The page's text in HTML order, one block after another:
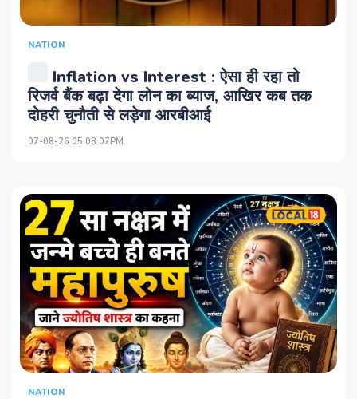
NATION
Inflation vs Interest : ऐसा ही रहा तो
रिजर्व बैंक बढ़ा देगा लोन का ब्याज, आखिर कब तक
दोहरी चुनौती से लड़ेगा आरबीआई
07-08-26 05:08:07PM
NATION